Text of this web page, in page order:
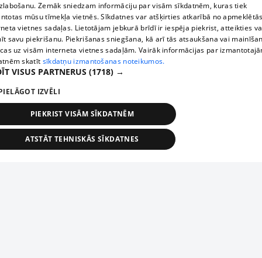
Zemāk sniedzam informāciju par visām sīkdatnēm, kuras tiek
mūsu tīmekļa vietnēs. Sīkdatnes var atšķirties atkarībā no
vietnes sadaļas. Lietotājam jebkurā brīdī ir iespēja piekrist, atteikties
savu piekrišanu. Piekrišanas sniegšana, kā arī tās atsaukšana vai
uz visām interneta vietnes sadaļām. Vairāk informācijas par
skatīt sīkdatņu izmantošanas noteikumos.
VISUS PARTNERUS (1718) →
IZVĒLI
PIEKRIST VISĀM SĪKDATNĒM
ATSTĀT TEHNISKĀS SĪKDATNES